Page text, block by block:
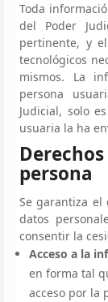
Toda
del Poder
pertinente, y
tecnológicos
mismos. La
persona
Judicial, solo
usuaria la ha
persona
Se garantiza el
datos
consentir la
Acceso a la
en forma tal
acceso por la